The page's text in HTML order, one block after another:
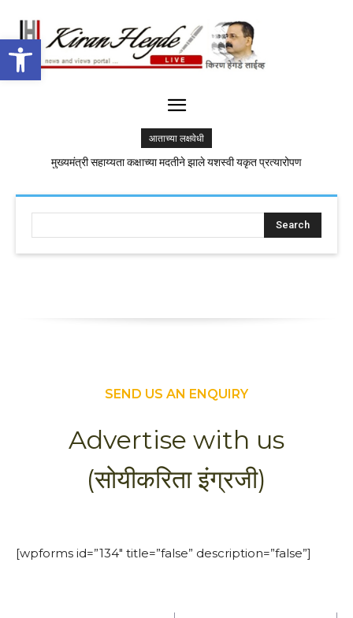
Open toolbar
आताच्या लक्षवेधी
मुख्यमंत्री सहाय्यता कक्षाच्या मदतीने झाले यशस्वी यकृत प्रत्यारोपण
Search
SEND US AN ENQUIRY
Advertise with us
(सोयीकरिता इंग्रजी)
[wpforms id=”134″ title=”false” description=”false”]